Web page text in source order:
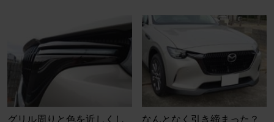
グリル周りと色を近しくし
なんとなく引き締まった？